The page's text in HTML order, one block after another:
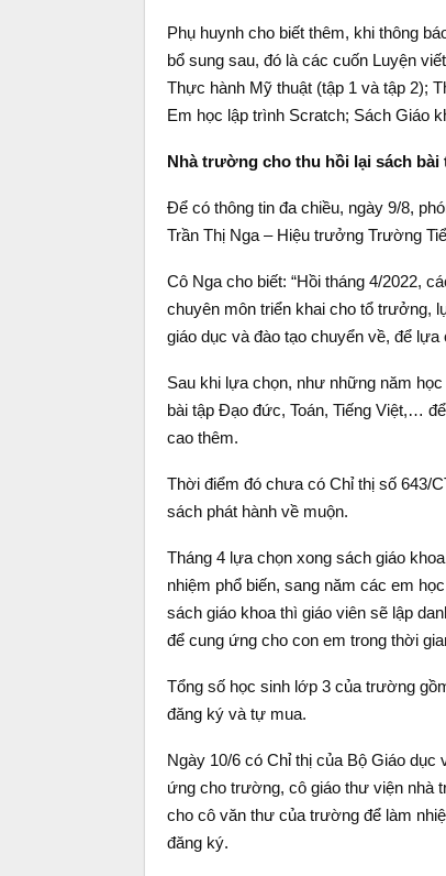
Phụ huynh cho biết thêm, khi thông
bổ sung sau, đó là các cuốn Luyện
Thực hành Mỹ thuật (tập 1 và tập 2);
Em học lập trình Scratch; Sách Giáo
Nhà trường cho thu hồi lại sách bài
Để có thông tin đa chiều, ngày 9/8,
Trần Thị Nga – Hiệu trưởng Trường
Cô Nga cho biết: “Hồi tháng 4/2022,
chuyên môn triển khai cho tổ trưởng,
giáo dục và đào tạo chuyển về, để
Sau khi lựa chọn, như những năm
bài tập Đạo đức, Toán, Tiếng Việt,…
cao thêm.
Thời điểm đó chưa có Chỉ thị số 643/
sách phát hành về muộn.
Tháng 4 lựa chọn xong sách giáo
nhiệm phổ biến, sang năm các em
sách giáo khoa thì giáo viên sẽ lập
để cung ứng cho con em trong thời
Tổng số học sinh lớp 3 của trường
đăng ký và tự mua.
Ngày 10/6 có Chỉ thị của Bộ Giáo
ứng cho trường, cô giáo thư viện nhà
cho cô văn thư của trường để làm
đăng ký.